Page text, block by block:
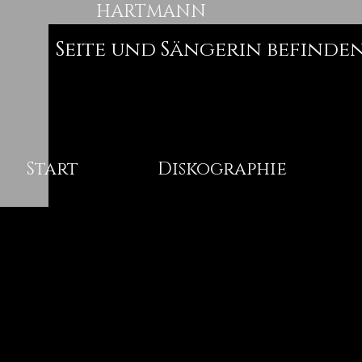
Seite und Sängerin
Start Diskographie
HARTMANN